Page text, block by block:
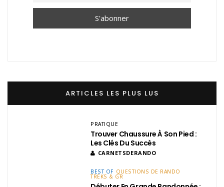
ARTICLES LES PLUS LUS
PRATIQUE
Trouver Chaussure À Son Pied :
Les Clés Du Succès
CARNETSDERANDO
BEST OF QUESTIONS DE RANDO
TREKS & GR